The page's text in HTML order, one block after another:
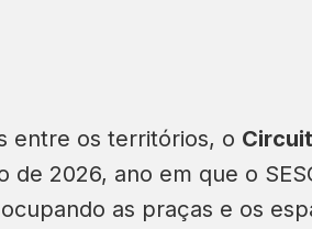
entre os territórios, o
de 2026, ano em que o
as praças e os